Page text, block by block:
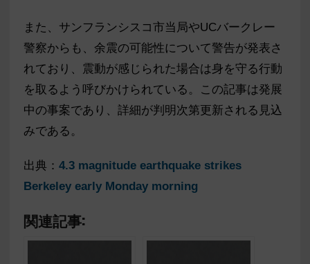
また、サンフランシスコ市当局やUCバークレー
警察からも、余震の可能性について警告が発表さ
れており、震動が感じられた場合は身を守る行動
を取るよう呼びかけられている。この記事は発展
中の事案であり、詳細が判明次第更新される見込
みである。
出典： 4.3 magnitude earthquake strikes
Berkeley early Monday morning
関連記事: